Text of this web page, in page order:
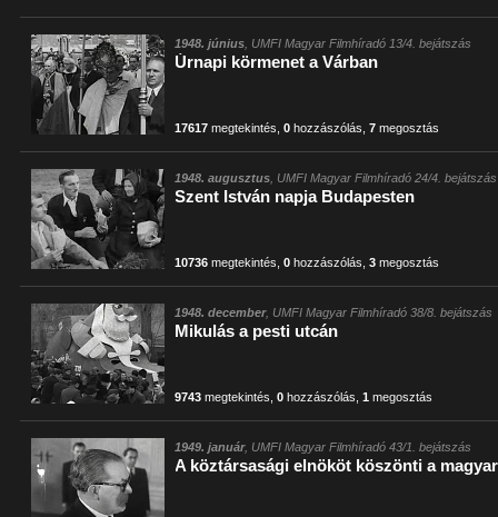
1948. június , UMFI Magyar Filmhíradó 13/4. bejátszás
Úrnapi körmenet a Várban
17617 megtekintés ,0 hozzászólás ,7 megosztás
1948. augusztus , UMFI Magyar Filmhíradó 24/4. bejátszás
Szent István napja Budapesten
10736 megtekintés ,0 hozzászólás ,3 megosztás
1948. december, UMFI Magyar Filmhíradó 38/8. bejátszás
Mikulás a pesti utcán
9743 megtekintés ,0 hozzászólás ,1 megosztás
1949. január, UMFI Magyar Filmhíradó 43/1. bejátszás
A köztársasági elnököt köszönti a